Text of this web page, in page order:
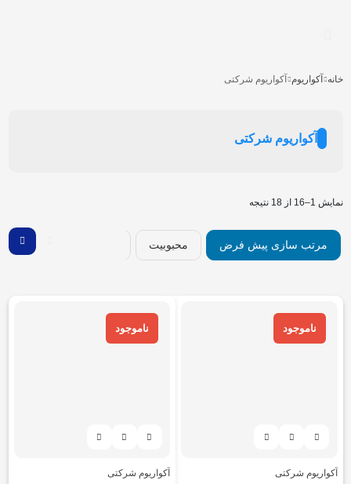
خانه آکواریوم آکواریوم شرکتی
آکواریوم شرکتی
نمایش 1–16 از 18 نتیجه
مرتب سازی پیش فرض محبوبیت
ناموجود
آکواریوم شرکتی
ناموجود
آکواریوم شرکتی